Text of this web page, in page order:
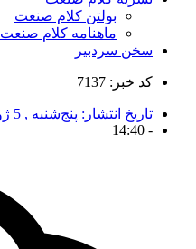
بولتن کلام صنعت
ماهنامه کلام صنعت
سخن سردبیر
کد خبر: 7137
تاریخ انتشار: پنج‌شنبه , 5 ژوئن , 2025
-
14:40